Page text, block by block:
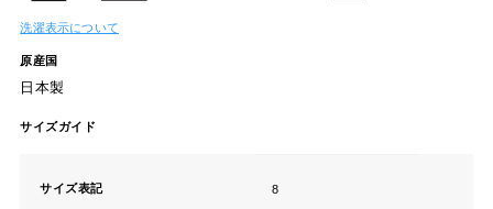
洗濯表示について
原産国
日本製
サイズガイド
サイズ表記 8